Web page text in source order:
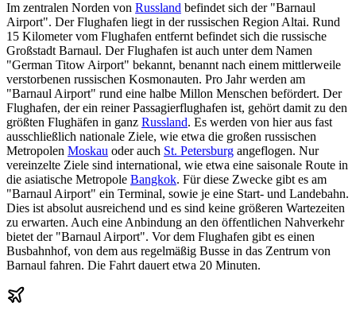
Im zentralen Norden von Russland befindet sich der "Barnaul
Airport". Der Flughafen liegt in der russischen Region Altai. Rund
15 Kilometer vom Flughafen entfernt befindet sich die russische
Großstadt Barnaul. Der Flughafen ist auch unter dem Namen
"German Titow Airport" bekannt, benannt nach einem mittlerweile
verstorbenen russischen Kosmonauten. Pro Jahr werden am
"Barnaul Airport" rund eine halbe Millon Menschen befördert. Der
Flughafen, der ein reiner Passagierflughafen ist, gehört damit zu den
größten Flughäfen in ganz Russland. Es werden von hier aus fast
ausschließlich nationale Ziele, wie etwa die großen russischen
Metropolen Moskau oder auch St. Petersburg angeflogen. Nur
vereinzelte Ziele sind international, wie etwa eine saisonale Route in
die asiatische Metropole Bangkok. Für diese Zwecke gibt es am
"Barnaul Airport" ein Terminal, sowie je eine Start- und Landebahn.
Dies ist absolut ausreichend und es sind keine größeren Wartezeiten
zu erwarten. Auch eine Anbindung an den öffentlichen Nahverkehr
bietet der "Barnaul Airport". Vor dem Flughafen gibt es einen
Busbahnhof, von dem aus regelmäßig Busse in das Zentrum von
Barnaul fahren. Die Fahrt dauert etwa 20 Minuten.